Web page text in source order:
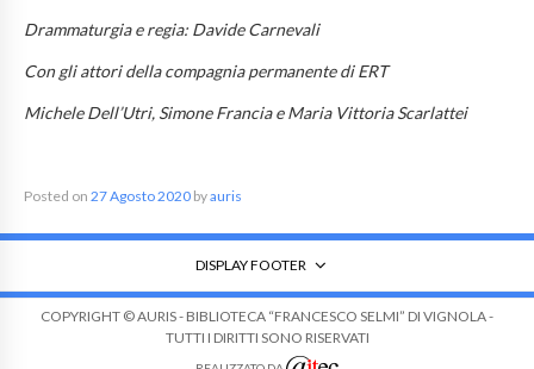
Drammaturgia e regia: Davide Carnevali
Con gli attori della compagnia permanente di ERT
Michele Dell’Utri, Simone Francia e Maria Vittoria Scarlattei
Posted on 27 Agosto 2020 byauris
DISPLAY FOOTER
COPYRIGHT © AURIS - BIBLIOTECA “FRANCESCO SELMI” DI VIGNOLA -
TUTTI I DIRITTI SONO RISERVATI